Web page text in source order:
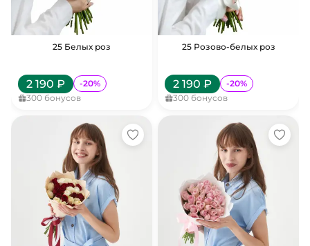
25 Белых роз
2 190 ₽ -20%
300 бонусов
25 Розово-белых роз
2 190 ₽ -20%
300 бонусов